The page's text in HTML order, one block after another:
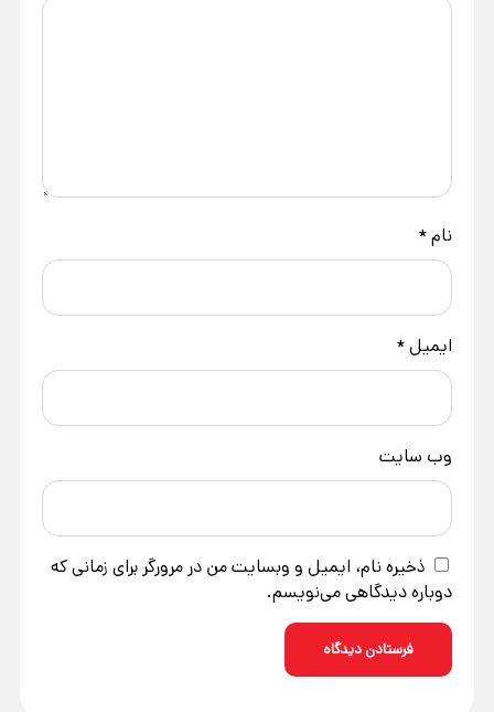
نام*
ایمیل*
وب‌ سایت
ذخیره نام، ایمیل و وبسایت من در مرورگر برای زمانی که
دوباره دیدگاهی می‌نویسم.